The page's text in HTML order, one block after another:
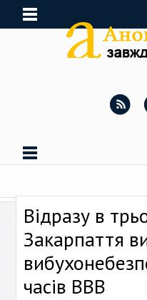
Відразу в
Закарпаття
часів ВВВ